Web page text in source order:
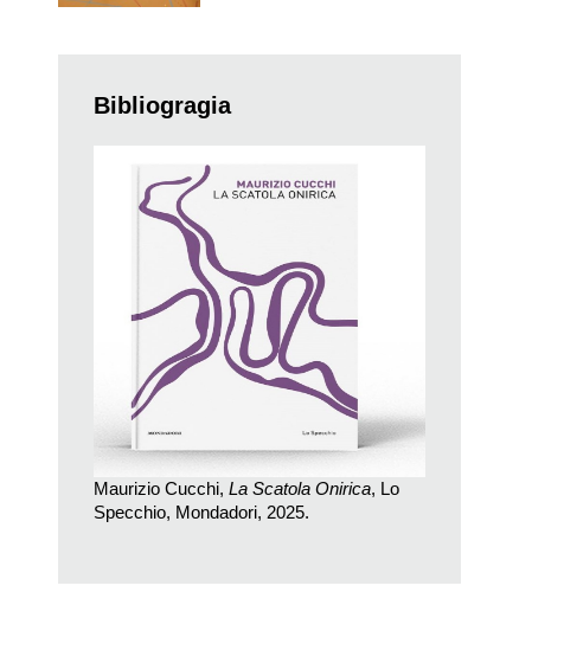
Bibliogragia
Maurizio Cucchi, La Scatola Onirica, Lo
Specchio, Mondadori, 2025.